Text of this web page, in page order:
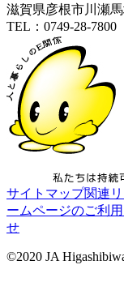
滋賀県彦根市川瀬馬
TEL：0749-28-
サイトマップ関連
ームページのご利
せ
©2020 JA